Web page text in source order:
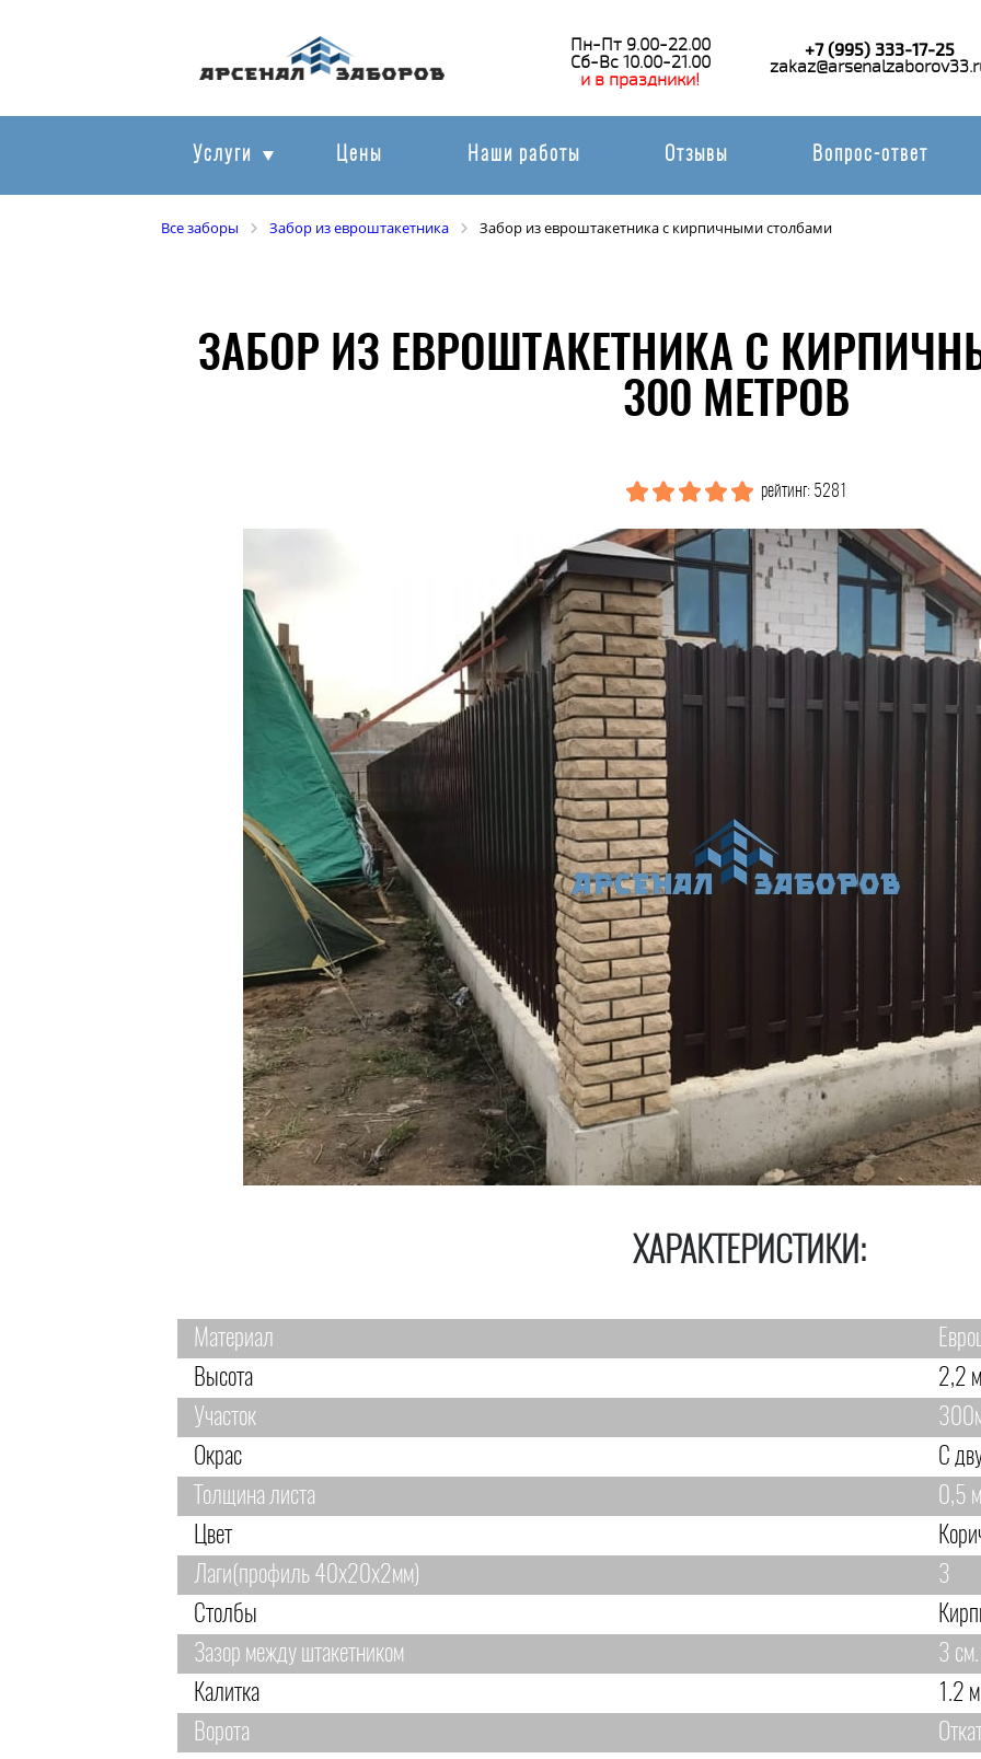
Пн-Пт 9.00-22.00
Сб-Вс 10.00-21.00
и в праздники!
+7 (995) 333-17-25
Услуги Цены Наши работы Отзывы Вопрос-ответ
Все заборы Забор из евроштакетника Забор из евроштакетника с кирпичными столбами
ЗАБОР ИЗ ЕВРОШТАКЕТНИКА С
300 МЕТРОВ
рейтинг: 5281
ХАРАКТЕРИСТИКИ:
Материал
Высота
2,2
Участок
Окрас
С
Толщина листа
0,5
Цвет
Лаги(профиль 40х20х2мм)
3
Столбы
Зазор между штакетником
3 см.
Калитка
1.2 м
Ворота